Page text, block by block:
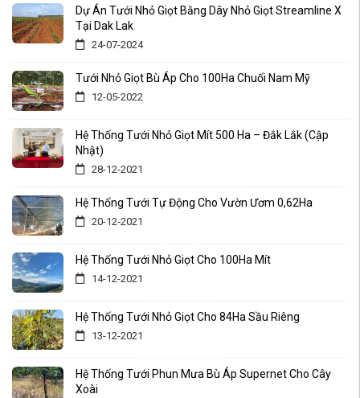
Dự Án Tưới Nhỏ Giọt Bằng Dây Nhỏ Giọt Streamline X
Tại Dak Lak
24-07-2024
Tưới Nhỏ Giọt Bù Áp Cho 100Ha Chuối Nam Mỹ
12-05-2022
Hệ Thống Tưới Nhỏ Giọt Mít 500 Ha – Đắk Lắk (Cập
Nhật)
28-12-2021
Hệ Thống Tưới Tự Động Cho Vườn Ươm 0,62Ha
20-12-2021
Hệ Thống Tưới Nhỏ Giọt Cho 100Ha Mít
14-12-2021
Hệ Thống Tưới Nhỏ Giọt Cho 84Ha Sầu Riêng
13-12-2021
Hệ Thống Tưới Phun Mưa Bù Áp Supernet Cho Cây
Xoài